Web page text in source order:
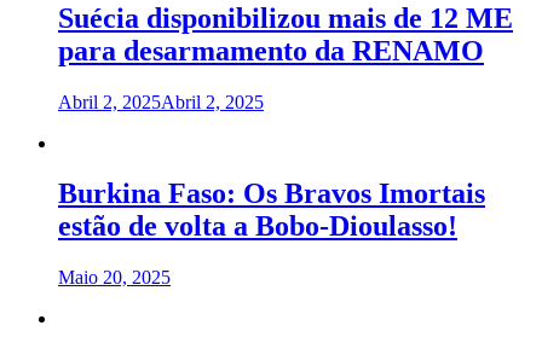
Suécia disponibilizou mais de 12 ME
para desarmamento da RENAMO
Abril 2, 2025Abril 2, 2025
Burkina Faso: Os Bravos Imortais
estão de volta a Bobo-Dioulasso!
Maio 20, 2025